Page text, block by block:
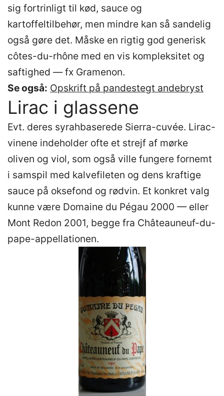
sig fortrinligt til kød, sauce og
kartoffeltilbehør, men mindre kan så sandelig
også gøre det. Måske en rigtig god generisk
côtes-du-rhône med en vis kompleksitet og
saftighed — fx Gramenon.
Se også: Opskrift på pandestegt andebryst
Lirac i glassene
Evt. deres syrahbaserede Sierra-cuvée. Lirac-
vinene indeholder ofte et strejf af mørke
oliven og viol, som også ville fungere fornemt
i samspil med kalvefileten og dens kraftige
sauce på oksefond og rødvin. Et konkret valg
kunne være Domaine du Pégau 2000 — eller
Mont Redon 2001, begge fra Châteauneuf-du-
pape-appellationen.